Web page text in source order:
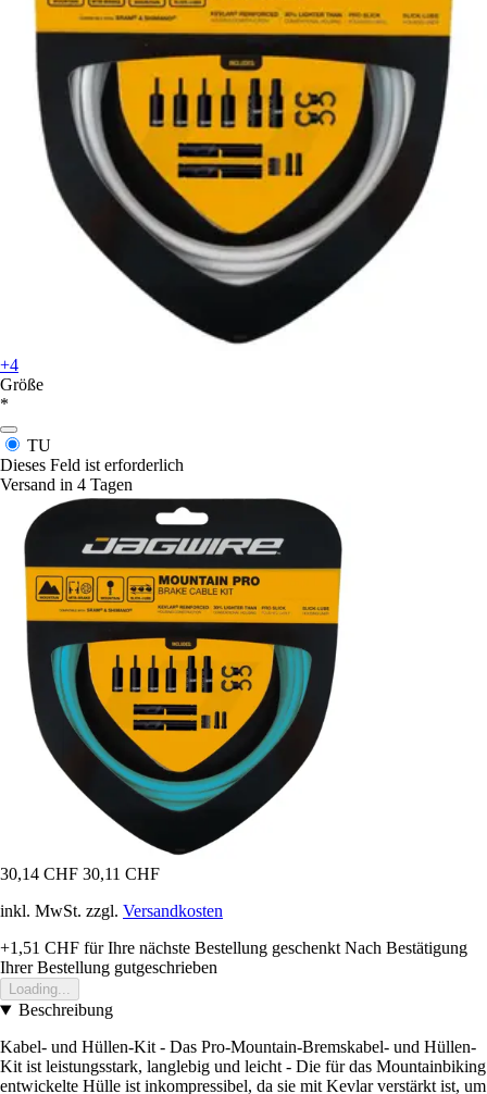
+4
Größe
*
TU
Dieses Feld ist erforderlich
Versand in 4 Tagen
30,14 CHF 30,11 CHF
inkl. MwSt. zzgl. Versandkosten
+1,51 CHF für Ihre nächste Bestellung geschenkt Nach Bestätigung
Ihrer Bestellung gutgeschrieben
Loading...
Beschreibung
Kabel- und Hüllen-Kit - Das Pro-Mountain-Bremskabel- und Hüllen-
Kit ist leistungsstark, langlebig und leicht - Die für das Mountainbiking
entwickelte Hülle ist inkompressibel, da sie mit Kevlar verstärkt ist, um